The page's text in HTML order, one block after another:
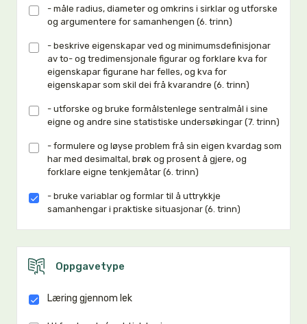
- måle radius, diameter og omkrins i sirklar og utforske
og argumentere for samanhengen (6. trinn)
- beskrive eigenskapar ved og minimumsdefinisjonar
av to- og tredimensjonale figurar og forklare kva for
eigenskapar figurane har felles, og kva for
eigenskapar som skil dei frå kvarandre (6. trinn)
- utforske og bruke formålstenlege sentralmål i sine
eigne og andre sine statistiske undersøkingar (7. trinn)
- formulere og løyse problem frå sin eigen kvardag som
har med desimaltal, brøk og prosent å gjere, og
forklare eigne tenkjemåtar (6. trinn)
- bruke variablar og formlar til å uttrykkje
samanhengar i praktiske situasjonar (6. trinn)
Oppgavetype
Læring gjennom lek